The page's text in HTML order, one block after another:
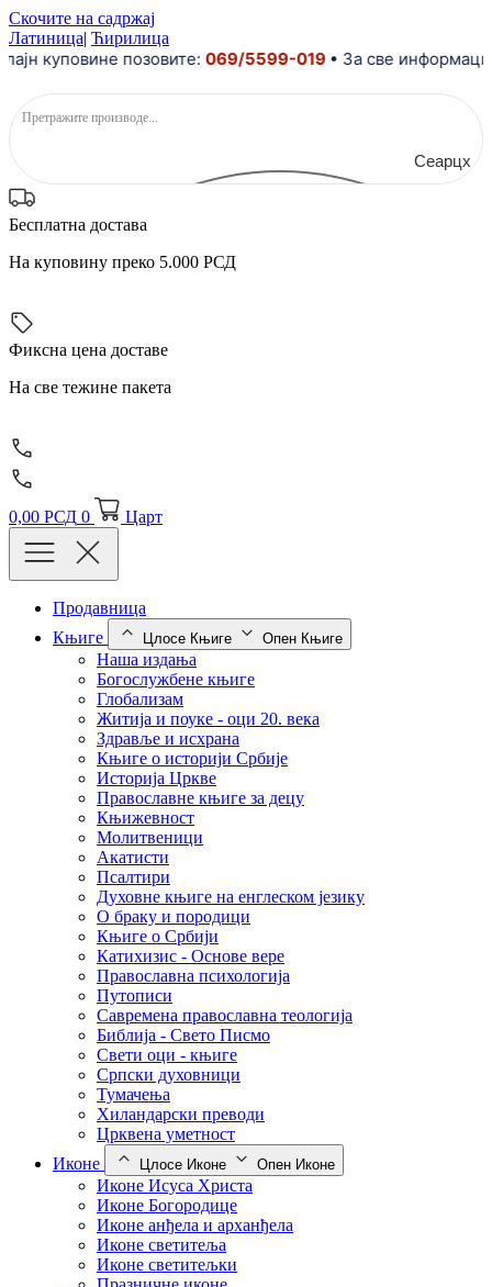
Скочите на садржај
Латиница| Ћирилица
куповине позовите:069/5599-019• За све информације
Сеарцх
Бесплатна достава
На куповину преко 5.000 РСД
Фиксна цена доставе
На све тежине пакета
0,00 РСД 0 Царт
Продавница
Књиге
Цлосе Књиге Опен Књиге
Наша издања
Богослужбене књиге
Глобализам
Житија и поуке - оци 20. века
Здравље и исхрана
Књиге о историји Србије
Историја Цркве
Православне књиге за децу
Књижевност
Молитвеници
Акатисти
Псалтири
Духовне књиге на енглеском језику
О браку и породици
Књиге о Србији
Катихизис - Основе вере
Православна психологија
Путописи
Савремена православна теологија
Библија - Свето Писмо
Свети оци - књиге
Српски духовници
Тумачења
Хиландарски преводи
Црквена уметност
Иконе
Цлосе Иконе Опен Иконе
Иконе Исуса Христа
Иконе Богородице
Иконе анђела и арханђела
Иконе светитеља
Иконе светитељки